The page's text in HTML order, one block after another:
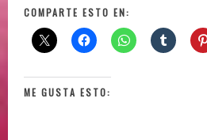
COMPARTE ESTO EN:
ME GUSTA ESTO: